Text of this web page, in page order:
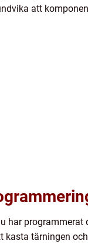
att
har
kasta tärningen